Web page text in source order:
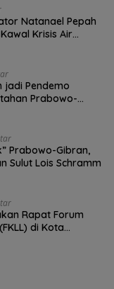
Natanael Pepah
Krisis Air
jadi Pendemo
Prabowo-
Prabowo-Gibran,
Sulut Lois Schramm
Rapat Forum
di Kota